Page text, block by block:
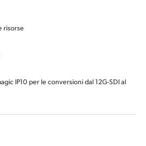
risorse
IP10 per le conversioni dal 12G-SDI al